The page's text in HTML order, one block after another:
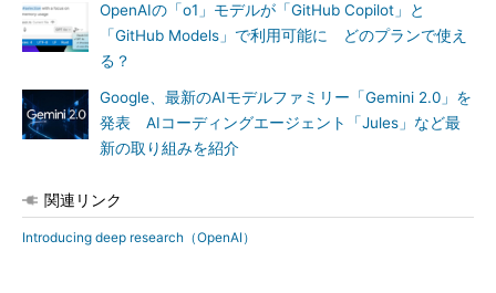
OpenAIの「o1」モデルが「GitHub Copilot」と
「GitHub Models」で利用可能に どのプランで使え
る？
Google、最新のAIモデルファミリー「Gemini 2.0」を
発表 AIコーディングエージェント「Jules」など最
新の取り組みを紹介
関連リンク
Introducing deep research（OpenAI）